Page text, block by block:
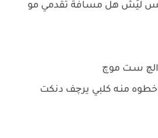
بَس ليَش هل مسافة تقدمي مو
الچ سـت موچ
منـه كلبي يرچف دنكت